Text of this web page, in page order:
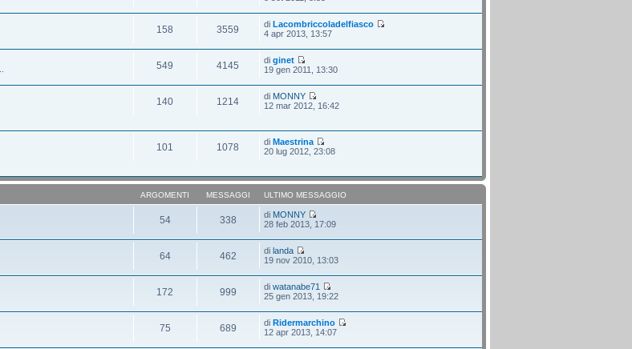
158 3559 diLacombriccoladelfiasco
4 apr 2013, 13:57
549 4145 diginet
19 gen 2011, 13:30
140 1214 di MONNY
12 mar 2012, 16:42
101 1078 diMaestrina
20 lug 2012, 23:08
ARGOMENTI MESSAGGI ULTIMO MESSAGGIO
54 338 di MONNY
28 feb 2013, 17:09
64 462 dilanda
19 nov 2010, 13:03
172 999 diwatanabe71
25 gen 2013, 19:22
75 689 diRidermarchino
12 apr 2013, 14:07